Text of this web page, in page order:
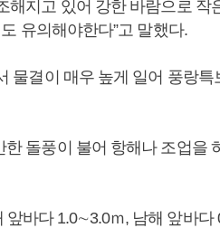
해지고 있어 강한 바람으로 작
유의해야한다”고 말했다.
물결이 매우 높게 일어 풍랑특
돌풍이 불어 항해나 조업을
바다 1.0∼3.0ｍ, 남해 앞바다